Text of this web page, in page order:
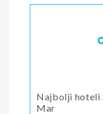
Najbolji hoteli
Mar